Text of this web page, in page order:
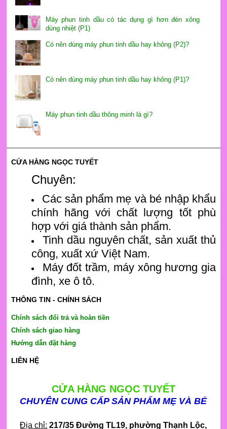
Máy phun tinh dầu có tác dụng gì hơn đèn xông
dùng nhiệt (P1)
Có nên dùng máy phun tinh dầu hay không (P2)?
Có nên dùng máy phun tinh dầu hay không (P1)?
Máy phun tinh dầu thông minh là gì?
CỬA HÀNG NGỌC TUYẾT
Chuyên:
Các sản phẩm mẹ và bé nhập khẩu
chính hãng với chất lượng tốt phù
hợp với giá thành sản phẩm.
Tinh dầu nguyên chất, sản xuất thủ
công, xuất xứ Việt Nam.
Máy đốt trầm, máy xông hương gia
đình, xe ô tô.
THÔNG TIN - CHÍNH SÁCH
Chính sách đổi trả và hoàn tiền
Chính sách giao hàng
Hướng dẫn đặt hàng
LIÊN HỆ
CỬA HÀNG NGỌC TUYẾT
CHUYÊN CUNG CẤP SẢN PHẨM MẸ VÀ BÉ
Địa chỉ: 217/35 Đường TL19, phường Thạnh Lộc,